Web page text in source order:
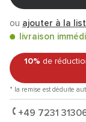
ou ajouter à la
livraison
10% de
* la remise est déduite
+49 7231